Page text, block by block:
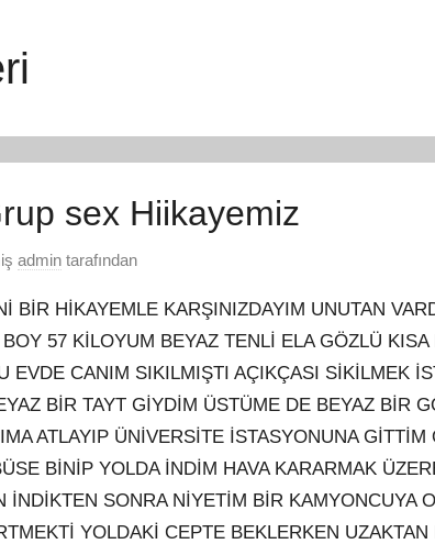
sex Hiikayemiz
admin tarafından
BİR HİKAYEMLE KARŞINIZDAYIM UNUTAN
57 KİLOYUM BEYAZ TENLİ ELA GÖZLÜ
EVDE CANIM SIKILMIŞTI AÇIKÇASI SİKİLMEK
BİR TAYT GİYDİM ÜSTÜME DE BEYAZ BİR
ATLAYIP ÜNİVERSİTE İSTASYONUNA
BİNİP YOLDA İNDİM HAVA KARARMAK
İNDİKTEN SONRA NİYETİM BİR KAMYONCUYA
YOLDAKİ CEPTE BEKLERKEN